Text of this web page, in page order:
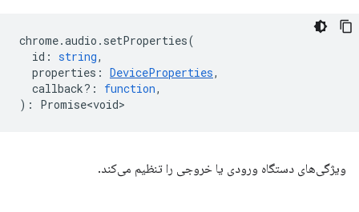
chrome.audio . setProperties(
id : string,
properties : DeviceProperties,
callback? : function,
) : Promise<void>
ویژگی‌های دستگاه ورودی یا خروجی را تنظیم می‌کند.